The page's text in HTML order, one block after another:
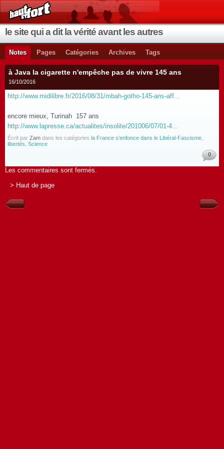
le site qui a dit la vérité avant les autres
Notes Pages Catégories Archives Tags
à Java la cigarette n'empêche pas de vivre 145 ans
16/10/2016
http://www.midilibre.fr/2016/08/31/mbah-gotho-145-ans-aff...
encore mieux, Turinah 157 ans
http://www.lapresse.ca/actualites/insolite/201006/07/01-4...
Écrit par Zam dans les catégories la France s'enfonce dans le Libéral-Fascisme
libertés Science
0
Les commentaires sont fermés.
> Haut de page